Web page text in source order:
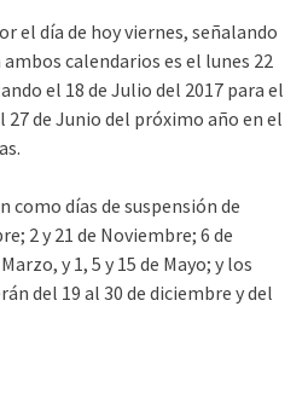
el día de hoy viernes, señalando
calendarios es el lunes 22
el 18 de Julio del 2017 para el
27 de Junio del próximo año en el
como días de suspensión de
2 y 21 de Noviembre; 6 de
y 1, 5 y 15 de Mayo; y los
del 19 al 30 de diciembre y del